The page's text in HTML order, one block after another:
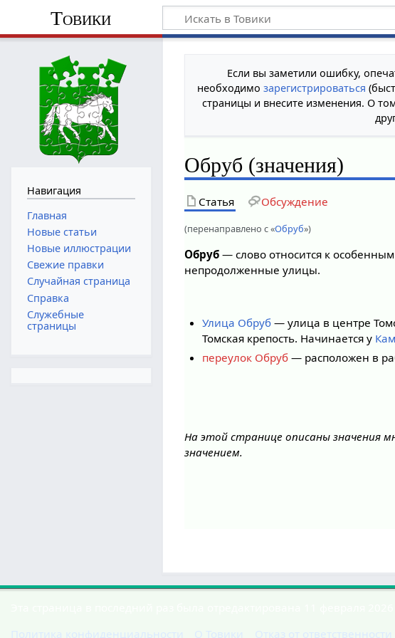
Товики
Если вы заметили ошибку,
необходимозарегистрироваться
страницы и внесите изменения. О
Обруб (значения)
Статья Обсуждение
(перенаправлено с «Обруб»)
Обруб — слово относится к
непродолженные улицы.
Улица Обруб— улица в центре
Томская крепость. Начинается у
переулок Обруб— расположен в
На этой странице описаны значения
значением.
Навигация
Главная
Новые статьи
Новые иллюстрации
Свежие правки
Случайная страница
Справка
Служебные
страницы